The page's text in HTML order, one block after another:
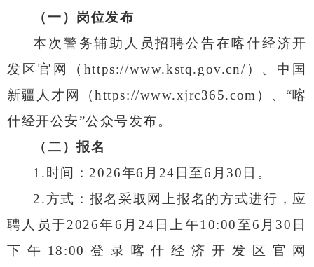
（一）岗位发布
本次警务辅助人员招聘公告在喀什经济开
发区官网（ https://www.kstq.gov.cn/ ）、中国
新疆人才网
（https://www.xjrc365.com ）、 “喀
什经开公安”公众号发布。
（二）报名
1. 时间： 2026年6 月 24 日至6 月 30 日。
2.方式：报名采取网上报名的方式进行，应
聘人员于2026年6 月 24 日上午10:00至6 月 30 日
下午 18:00 登录 喀什经济开发区 官网